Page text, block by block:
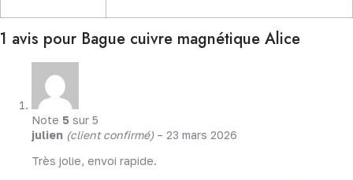
1 avis pour Bague cuivre magnétique Alice
Note 5 sur 5
julien (client confirmé) – 23 mars 2026
Très jolie, envoi rapide.